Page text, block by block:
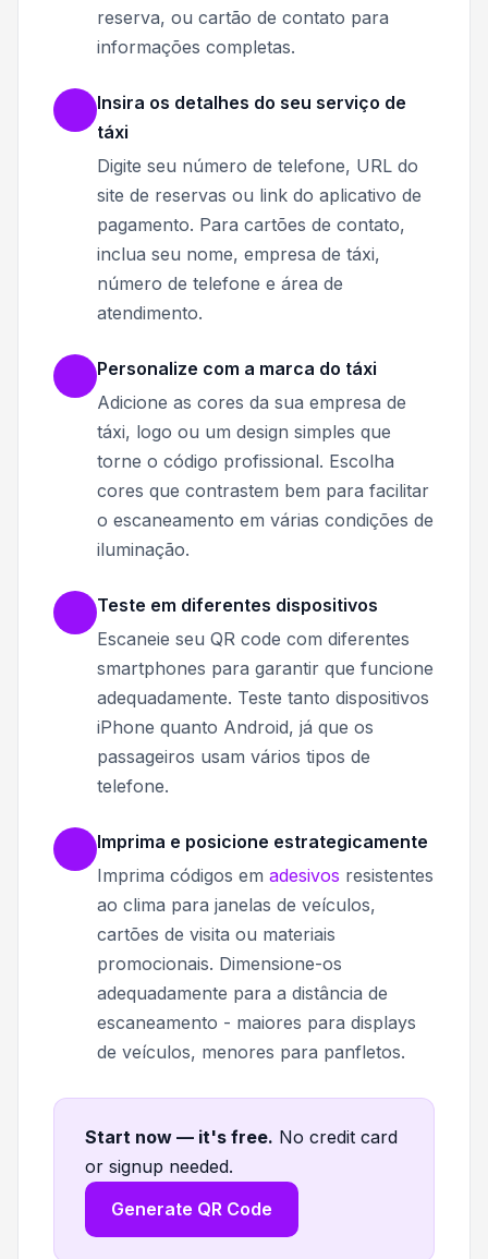
reserva, ou cartão de contato para
informações completas.
Insira os detalhes do seu serviço de
táxi
Digite seu número de telefone, URL do
site de reservas ou link do aplicativo de
pagamento. Para cartões de contato,
inclua seu nome, empresa de táxi,
número de telefone e área de
atendimento.
Personalize com a marca do táxi
Adicione as cores da sua empresa de
táxi, logo ou um design simples que
torne o código profissional. Escolha
cores que contrastem bem para facilitar
o escaneamento em várias condições de
iluminação.
Teste em diferentes dispositivos
Escaneie seu QR code com diferentes
smartphones para garantir que funcione
adequadamente. Teste tanto dispositivos
iPhone quanto Android, já que os
passageiros usam vários tipos de
telefone.
Imprima e posicione estrategicamente
Imprima códigos em adesivos resistentes
ao clima para janelas de veículos,
cartões de visita ou materiais
promocionais. Dimensione-os
adequadamente para a distância de
escaneamento - maiores para displays
de veículos, menores para panfletos.
Start now — it's free. No credit card
or signup needed.
Generate QR Code